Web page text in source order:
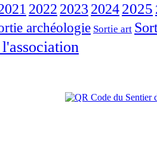
2022 2023 20242025
archéologie Sortie art